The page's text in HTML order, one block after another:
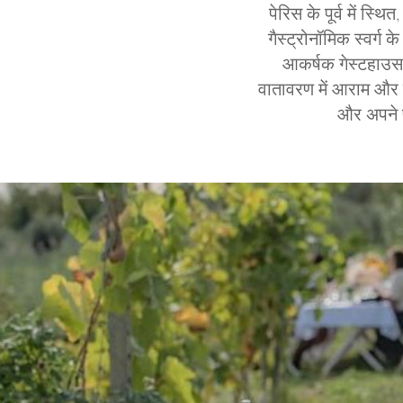
पेरिस के पूर्व में
गैस्ट्रोनॉमिक स्वर्ग
आकर्षक
वातावरण में आराम
और अपने